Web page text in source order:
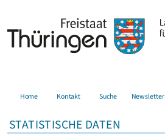
Home Kontakt Suche Newsletter
STATISTISCHE DATEN